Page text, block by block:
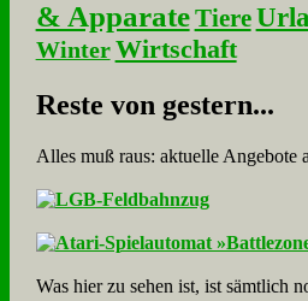
& Apparate Tiere
Winter Wirtschaft
Re­ste von ge­stern...
Alles muß raus: aktuelle An­ge­bo­te
Was hier zu sehen ist, ist sämt­lich